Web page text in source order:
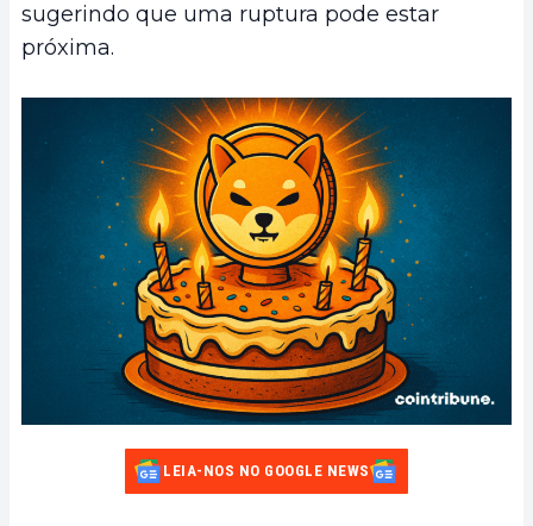
sugerindo que uma ruptura pode estar
próxima.
LEIA-NOS NO GOOGLE NEWS